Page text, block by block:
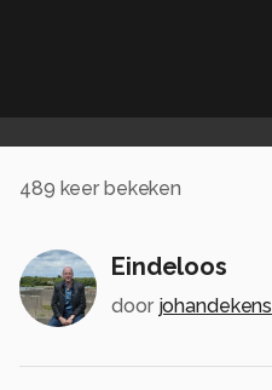
489 keer bekeken
Eindeloos
door johandekens